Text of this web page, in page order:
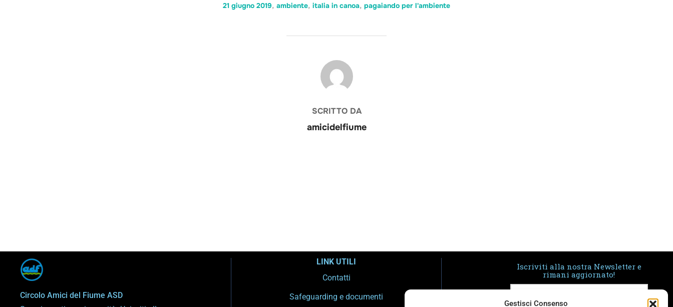
Gestisci Consenso
21 giugno 2019, ambiente, italia in canoa, pagaiando per l'ambiente
AUTORE DELL'ARTICOLO
SCRITTO DA
amicidelfiume
Circolo Amici del Fiume ASD
LINK UTILI
Contatti
Safeguarding e documenti
Iscriviti alla nostra Newsletter e
rimani aggiornato!